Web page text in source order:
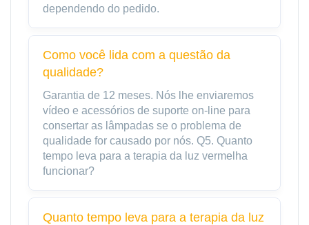
dependendo do pedido.
Como você lida com a questão da
qualidade?
Garantia de 12 meses. Nós lhe enviaremos
vídeo e acessórios de suporte on-line para
consertar as lâmpadas se o problema de
qualidade for causado por nós. Q5. Quanto
tempo leva para a terapia da luz vermelha
funcionar?
Quanto tempo leva para a terapia da luz